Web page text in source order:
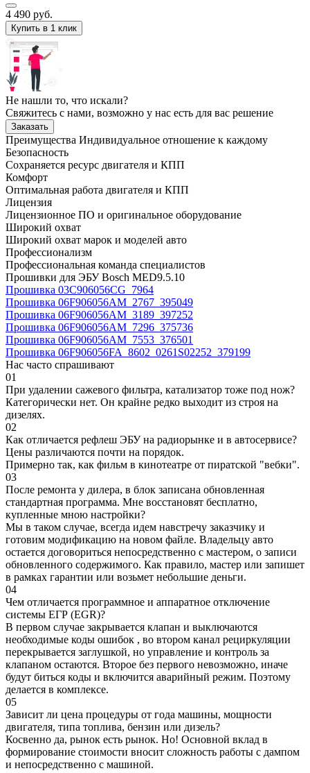
4 490 руб.
Купить в 1 клик
Не нашли то, что искали?
Свяжитесь с нами, возможно у нас есть для вас решение
Заказать
Преимущества Индивидуальное отношение к каждому
Безопасность
Сохраняется ресурс двигателя и КПП
Комфорт
Оптимальная работа двигателя и КПП
Лицензия
Лицензионное ПО и оригинальное оборудование
Широкий охват
Широкий охват марок и моделей авто
Профессионализм
Профессиональная команда специалистов
Прошивки для ЭБУ Bosch MED9.5.10
Прошивка 03C906056CG_7964
Прошивка 06F906056AM_2767_395049
Прошивка 06F906056AM_3189_397252
Прошивка 06F906056AM_7296_375736
Прошивка 06F906056AM_7553_376501
Прошивка 06F906056FA_8602_0261S02252_379199
Нас часто спрашивают
01
При удалении сажевого фильтра, катализатор тоже под нож?
Категорически нет. Он крайне редко выходит из строя на
дизелях.
02
Как отличается рефлеш ЭБУ на радиорынке и в автосервисе?
Цены различаются почти на порядок.
Примерно так, как фильм в кинотеатре от пиратской "вебки".
03
После ремонта у дилера, в блок записана обновленная
стандартная программа. Мне восстановят бесплатно,
купленные мною настройки?
Мы в таком случае, всегда идем навстречу заказчику и
готовим модификацию на новом файле. Владельцу авто
остается договориться непосредственно с мастером, о записи
обновленного содержимого. Как правило, мастер или запишет
в рамках гарантии или возьмет небольшие деньги.
04
Чем отличается программное и аппаратное отключение
системы ЕГР (EGR)?
В первом случае закрывается клапан и выключаются
необходимые коды ошибок , во втором канал рециркуляции
перекрывается заглушкой, но управление и контроль за
клапаном остаются. Второе без первого невозможно, иначе
будут биться коды и включится аварийный режим. Поэтому
делается в комплексе.
05
Зависит ли цена процедуры от года машины, мощности
двигателя, типа топлива, бензин или дизель?
Косвенно да, рынок есть рынок. Но! Основной вклад в
формирование стоимости вносит сложность работы с дампом
и непосредственно с машиной.